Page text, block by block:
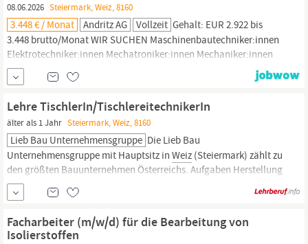
08.06.2026 Steiermark, Weiz, 8160
3.448 € / Monat Andritz AG Vollzeit Gehalt: EUR 2.922 bis
3.448 brutto/Monat WIR SUCHEN Maschinenbautechniker:innen
Elektrotechniker:innen Mechatroniker:innen Mechaniker:innen
Metalltechniker:innen
Techniker:innen Schweißer:innen (mit gültigen
Schweißzertifikaten) Zerspanungstechniker:innen
Montagearbeiter:innen mit Berufserfahrung UNSER ANGEBOT
Wir sind...
Lehre TischlerIn/TischlereitechnikerIn
älter als 1 Jahr Steiermark, Weiz, 8160
Lieb Bau Unternehmensgruppe Die Lieb Bau
Unternehmensgruppe mit Hauptsitz in Weiz (Steiermark) zählt zu
den größten Bauunternehmen Österreichs. Aufgaben Herstellung
und Montage von Holz- und Holzwerkstoffen Bearbeitung von
Holzoberflächen und -kanten Planung und Umsetzung von
individuellen Kundenwünschen Zusammenarbeit im Team und
Kommunikation mit anderen Gewerken Einhalten von...
Facharbeiter (m/w/d) für die Bearbeitung von
Isolierstoffen